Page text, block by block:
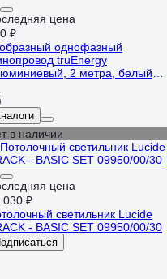
цена
₽
однофазный
truEnergy
2 метра, белый
в наличии
цена
030 ₽
светильник Lucide
- BASIC SET 09950/00/30